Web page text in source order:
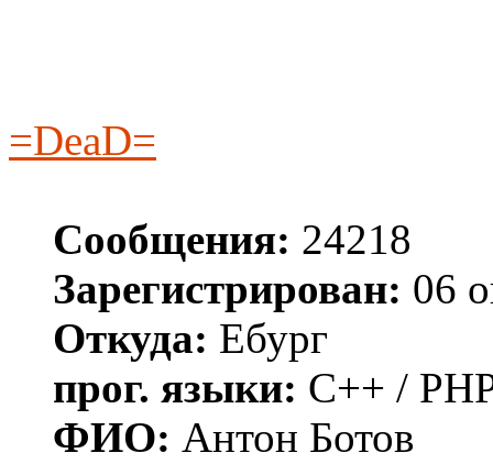
=DeaD=
Сообщения: 24218
Зарегистрирован: 06
Откуда: Ебург
прог. языки: C++ /
ФИО: Антон Ботов